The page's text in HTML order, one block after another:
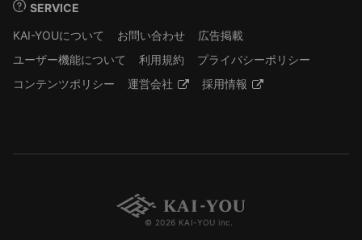
SERVICE
KAI-YOUについて
お問い合わせ
広告掲載
ユーザー機能について
利用規約
プライバシーポリシー
コンテンツポリシー
運営会社 採用情報
© 2026 KAI-YOU inc.